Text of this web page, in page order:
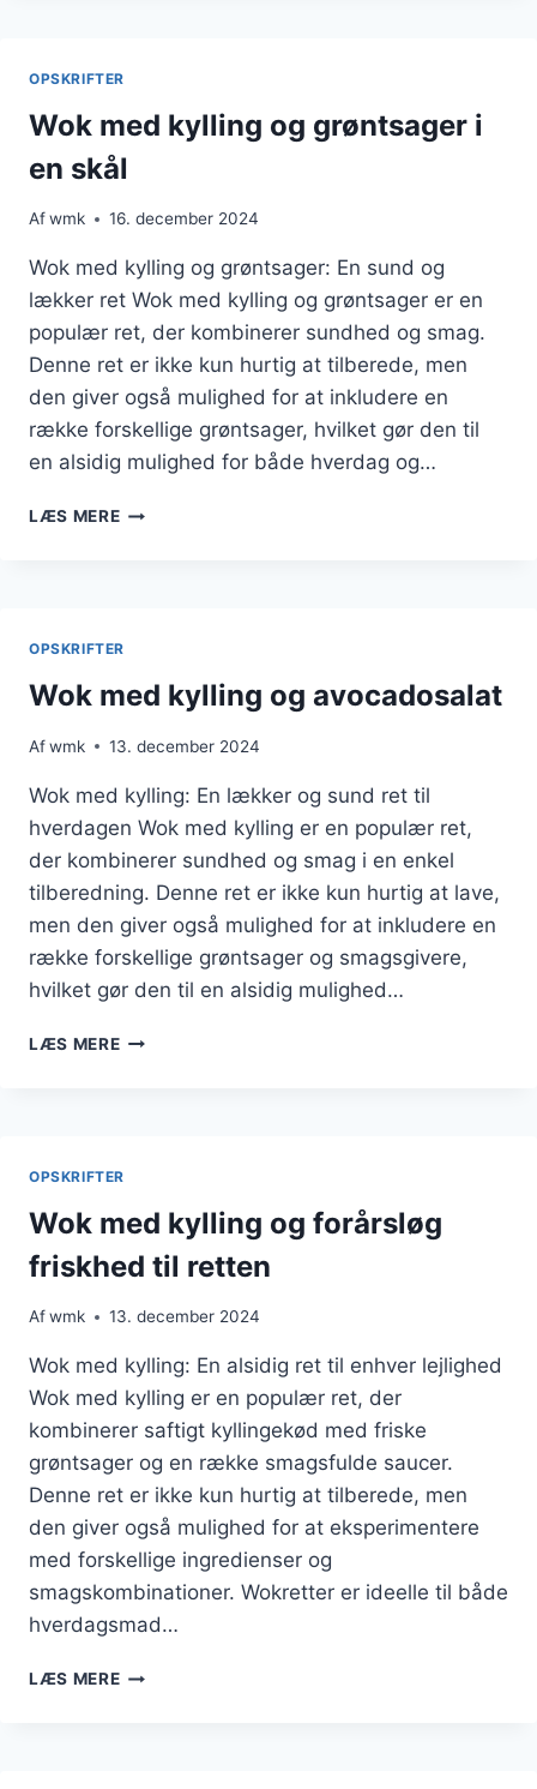
OPSKRIFTER
Wok med kylling og grøntsager i
en skål
Afwmk 16. december 2024
Wok med kylling og grøntsager: En sund og
lækker ret Wok med kylling og grøntsager er en
populær ret, der kombinerer sundhed og smag.
Denne ret er ikke kun hurtig at tilberede, men
den giver også mulighed for at inkludere en
række forskellige grøntsager, hvilket gør den til
en alsidig mulighed for både hverdag og…
LÆS MEREWOK
SKÅL
OPSKRIFTER
Wok med kylling og avocadosalat
Afwmk 13. december 2024
Wok med kylling: En lækker og sund ret til
hverdagen Wok med kylling er en populær ret,
der kombinerer sundhed og smag i en enkel
tilberedning. Denne ret er ikke kun hurtig at lave,
men den giver også mulighed for at inkludere en
række forskellige grøntsager og smagsgivere,
hvilket gør den til en alsidig mulighed…
LÆS MEREWOK
OPSKRIFTER
Wok med kylling og forårsløg
friskhed til retten
Afwmk 13. december 2024
Wok med kylling: En alsidig ret til enhver lejlighed
Wok med kylling er en populær ret, der
kombinerer saftigt kyllingekød med friske
grøntsager og en række smagsfulde saucer.
Denne ret er ikke kun hurtig at tilberede, men
den giver også mulighed for at eksperimentere
med forskellige ingredienser og
smagskombinationer. Wokretter er ideelle til både
hverdagsmad…
LÆS MEREWOK